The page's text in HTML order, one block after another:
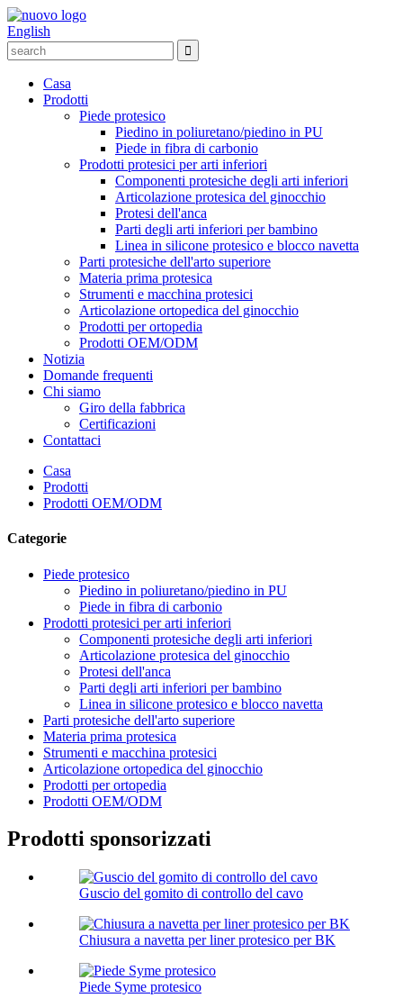
English
Casa
Prodotti
Piede protesico
Piedino in poliuretano/piedino in PU
Piede in fibra di carbonio
Prodotti protesici per arti inferiori
Componenti protesiche degli arti inferiori
Articolazione protesica del ginocchio
Protesi dell'anca
Parti degli arti inferiori per bambino
Linea in silicone protesico e blocco navetta
Parti protesiche dell'arto superiore
Materia prima protesica
Strumenti e macchina protesici
Articolazione ortopedica del ginocchio
Prodotti per ortopedia
Prodotti OEM/ODM
Notizia
Domande frequenti
Chi siamo
Giro della fabbrica
Certificazioni
Contattaci
Casa
Prodotti
Prodotti OEM/ODM
Categorie
Piede protesico
Piedino in poliuretano/piedino in PU
Piede in fibra di carbonio
Prodotti protesici per arti inferiori
Componenti protesiche degli arti inferiori
Articolazione protesica del ginocchio
Protesi dell'anca
Parti degli arti inferiori per bambino
Linea in silicone protesico e blocco navetta
Parti protesiche dell'arto superiore
Materia prima protesica
Strumenti e macchina protesici
Articolazione ortopedica del ginocchio
Prodotti per ortopedia
Prodotti OEM/ODM
Prodotti sponsorizzati
Guscio del gomito di controllo del cavo
Chiusura a navetta per liner protesico per BK
Piede Syme protesico